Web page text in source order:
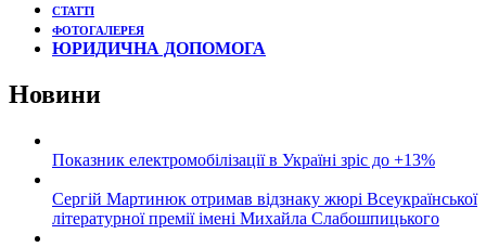
СТАТТІ
ФОТОГАЛЕРЕЯ
ЮРИДИЧНА ДОПОМОГА
Новини
Показник електромобілізації в Україні зріс до +13%
Сергій Мартинюк отримав відзнаку жюрі Всеукраїнської
літературної премії імені Михайла Слабошпицького